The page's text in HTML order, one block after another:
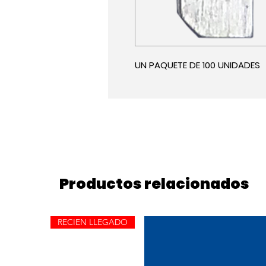
UN PAQUETE DE 100 UNIDADES
Productos relacionados
RECIEN LLEGADO